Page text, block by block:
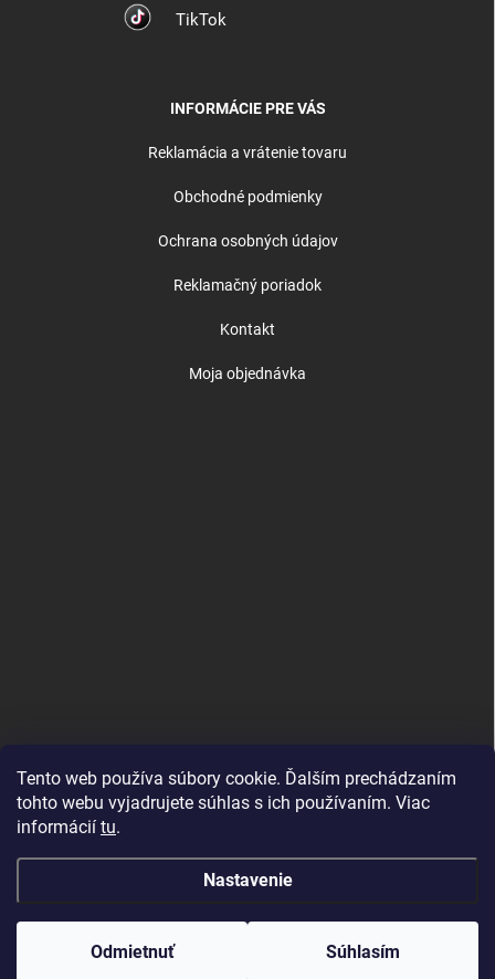
Tento web používa súbory cookie. Ďalším prechádzaním
tohto webu vyjadrujete súhlas s ich používaním. Viac
informácií tu.
Nastavenie
Odmietnuť Súhlasím
TikTok
INFORMÁCIE PRE VÁS
Reklamácia a vrátenie tovaru
Obchodné podmienky
Ochrana osobných údajov
Reklamačný poriadok
Kontakt
Moja objednávka
Good E-shops have logic. SALELOGICS
Copyright 2026 Herné PC Zostavy . Všetky práva vyhradené.